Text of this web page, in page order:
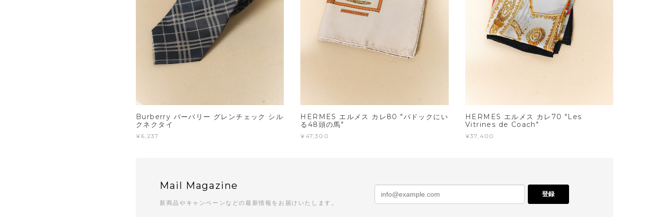
Burberry バーバリー グレンチェック シル
クネクタイ
¥6,237
HERMES エルメス カレ80 "パドックにい
る48頭の馬"
¥47,300
HERMES エルメス カレ70 "Les
Vitrines de Coach"
¥37,400
Mail Magazine
新商品やキャンペーンなどの最新情報をお届けいたします。
登録